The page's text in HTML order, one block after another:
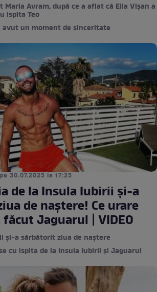
Maria Avram, după ce a aflat că Ella Vișan a
ispita Teo
avut un moment de sinceritate
30.07.2025 la 17:25
de la Insula Iubirii și-a
de naștere! Ce urare
Jaguarul | VIDEO
și-a sărbătorit ziua de naștere
cu ispita de la Insula Iubirii și Jaguarul